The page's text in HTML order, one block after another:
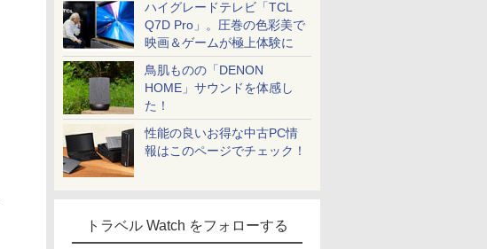
ハイグレードテレビ「TCL
Q7D Pro」。圧巻の色彩美で
映画＆ゲームが極上体験に
鳥肌ものの「DENON
HOME」サウンドを体感し
た！
性能の良いお得な中古PC情
報はこのページでチェック！
トラベル Watch をフォローする